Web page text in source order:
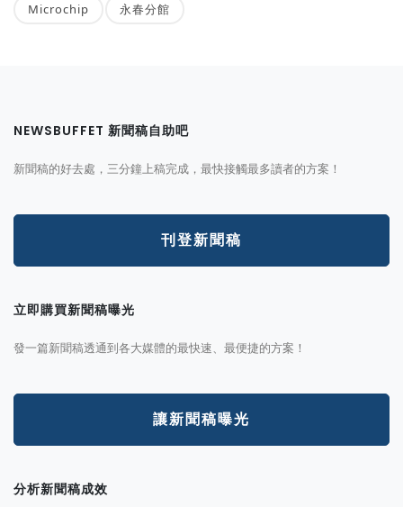
Microchip 永春分館
NEWSBUFFET 新聞稿自助吧
新聞稿的好去處，三分鐘上稿完成，最快接觸最多讀者的方案！
刊登新聞稿
立即購買新聞稿曝光
發一篇新聞稿透通到各大媒體的最快速、最便捷的方案！
讓新聞稿曝光
分析新聞稿成效